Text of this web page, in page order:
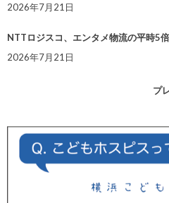
2026年7月21日
NTTロジスコ、エンタメ物流の平時5
2026年7月21日
プ